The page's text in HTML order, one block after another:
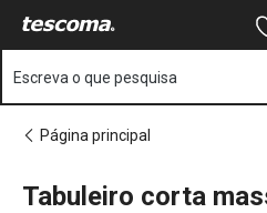
Está na página Tabuleiro corta
Saltar para o
Saltar para a
Saltar para a
Escreva o que pesquisa
Página principal
Tabuleiro corta